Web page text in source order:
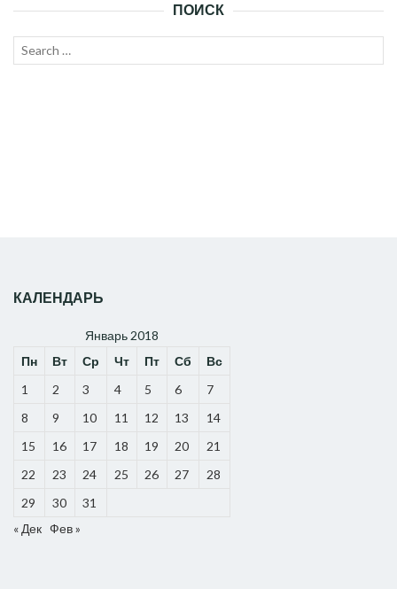
ПОИСК
Search
КАЛЕНДАРЬ
Январь 2018
Пн
Вт Ср Чт Пт Сб
Вс
1
2 3 4 5 6
7
8
9 10 11 12 13
14
15
16 17 18 19 20
21
22
23 24 25 26 27
28
29
30
31
« Дек Фев »